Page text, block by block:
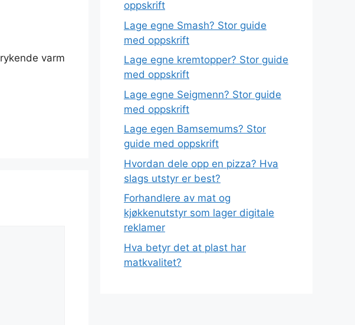
rykende varm
oppskrift
Lage egne Smash? Stor guide
med oppskrift
Lage egne kremtopper? Stor guide
med oppskrift
Lage egne Seigmenn? Stor guide
med oppskrift
Lage egen Bamsemums? Stor
guide med oppskrift
Hvordan dele opp en pizza? Hva
slags utstyr er best?
Forhandlere av mat og
kjøkkenutstyr som lager digitale
reklamer
Hva betyr det at plast har
matkvalitet?